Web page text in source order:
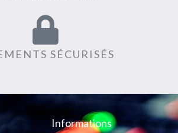
SÉCURISÉS
Informations